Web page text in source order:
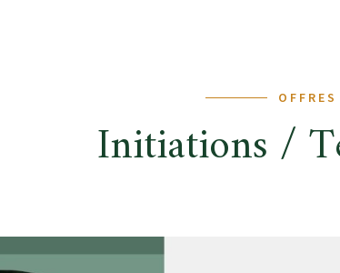
Initiations /